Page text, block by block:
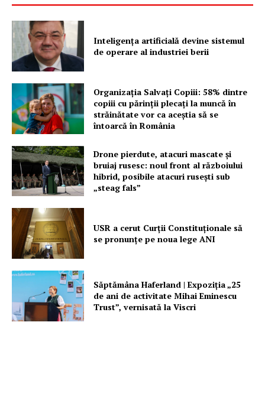
Inteligența artificială devine sistemul
de operare al industriei berii
Organizația Salvați Copiii: 58% dintre
copiii cu părinții plecați la muncă în
străinătate vor ca aceștia să se
întoarcă în România
Drone pierdute, atacuri mascate și
bruiaj rusesc: noul front al războiului
hibrid, posibile atacuri rusești sub
„steag fals”
USR a cerut Curții Constituționale să
se pronunțe pe noua lege ANI
Săptămâna Haferland | Expoziţia „25
de ani de activitate Mihai Eminescu
Trust”, vernisată la Viscri